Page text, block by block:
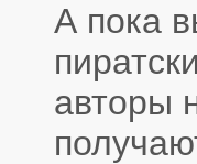
А пока
авторы